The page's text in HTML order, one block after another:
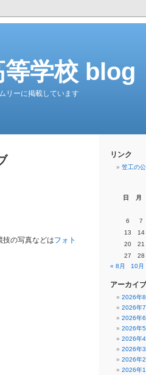
学校 blog
リーに掲載しています
技の写真などはフォト
リンク
笠工の
日 月
6
7
13
14
20
21
27
28
« 8月
10月
アーカイブ
2026年8
2026年7
2026年6
2026年5
2026年4
2026年3
2026年2
2026年1